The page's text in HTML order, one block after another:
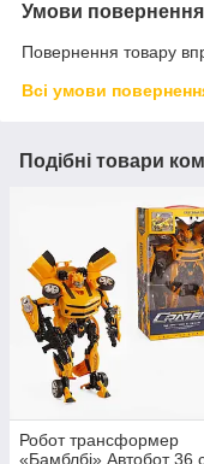
Умови повернення
Повернення товару
Всі умови
Подібні товари
Робот трансформер
«Бамблбі» Автобот 36